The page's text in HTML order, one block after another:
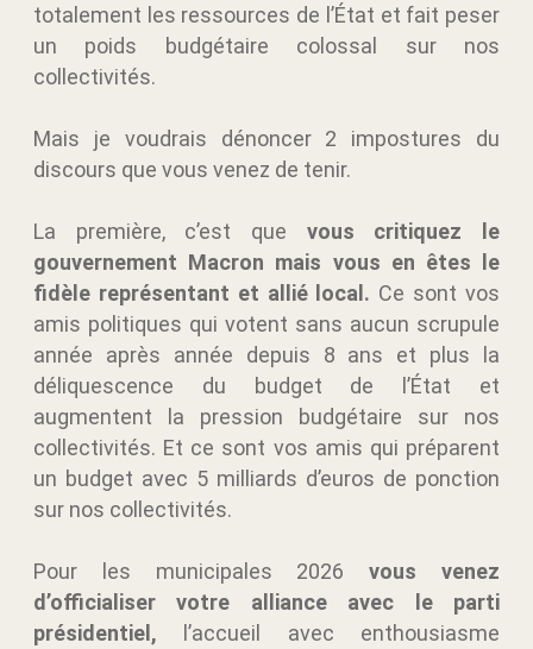
totalement les ressources de l’État et fait peser
un poids budgétaire colossal sur nos
collectivités.
Mais je voudrais dénoncer 2 impostures du
discours que vous venez de tenir.
La première, c’est que vous critiquez le
gouvernement Macron mais vous en êtes le
fidèle représentant et allié local. Ce sont vos
amis politiques qui votent sans aucun scrupule
année après année depuis 8 ans et plus la
déliquescence du budget de l’État et
augmentent la pression budgétaire sur nos
collectivités. Et ce sont vos amis qui préparent
un budget avec 5 milliards d’euros de ponction
sur nos collectivités.
Pour les municipales 2026vous venez
d’officialiser votre alliance avec le parti
présidentiel, l’accueil avec enthousiasme